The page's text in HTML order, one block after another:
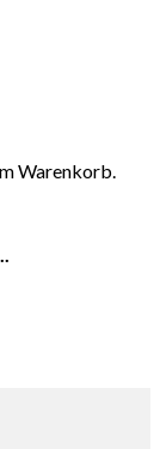
Warenkorb.